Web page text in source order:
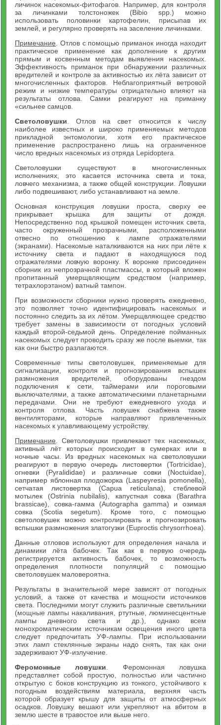
личинок насекомых-фитофагов. Например, для контроля
за личинками толстоножек (Bibio spp.) можно
использовать половинки картофелин, присыпав их
землей, и регулярно проверять на заселение личинками.
Примечание . Отлов с помощью приманок иногда находит
практическое применение как дополнение к другим
прямым и косвенным методам выявления насекомых.
Эффективность приманок при обнаружении различных
вредителей и контроле за активностью их лёта зависит от
многочисленных факторов. Неблагоприятный ветровой
режим и низкие температуры отрицательно влияют на
результаты отлова. Самки реагируют на приманку
«сильнее самцов.
Светоловушки . Отлов на свет относится к числу
наиболее известных и широко применяемых методов
прикладной энтомологии, хотя его практическое
применение распространено лишь на ограниченное
число вредных насекомых из отряда Lepidoptera.
Светоловушки существуют в многочисленных
исполнениях, это касается источника света и тока,
ловчего механизма, а также общей конструкции. Ловушки
либо подвешивают, либо устанавливают на земле.
Основная конструкция ловушки проста, сверху ее
прикрывает крышка для защиты от дождя.
Непосредственно под крышкой помещен источник света,
часто окруженный прозрачными, расположенными
отвесно по отношению к лампе отражателями
(экранами). Насекомые наталкиваются на них при лёте к
источнику света и падают в находящуюся под
отражателями ловчую воронку. К воронке присоединен
сборник из непрозрачной пластмассы, в который вложен
пропитанный умерщвляющим средством (например,
тетрахлорэтаном) ватный тампон.
При возможности сборники нужно проверять ежедневно,
это позволяет точно идентифицировать насекомых и
постоянно следить за их лётом. Умерщвляющее средство
требует замены в зависимости от погодных условий
каждый второй-седьмой день. Определение пойманных
насекомых следует проводить сразу же после выемки, так
как они быстро разлагаются.
Современные типы светоловушек, применяемые для
сигнализации, контроля и прогнозирования вспышек
размножения вредителей, оборудованы гнездом
подключения к сети, таймерами или пороговыми
выключателями, а также автоматическими планетарными
передачами. Они не требуют ежедневного ухода и
контроля отлова. Часть ловушек снабжена также
вентиляторами, которые направляют привлеченных
насекомых к улавливающему устройству.
Примечание . Светоловушки привлекают тех насекомых,
активный лёт которых происходит в сумерках или в
ночные часы. Из вредных насекомых на светоловушки
реагируют в первую очередь листовертки (Tortricidae),
огневки (Pyralididae) и различные совки (Noctuidae),
например яблонная плодожорка (Laspeyresia pomonella),
сетчатая листовертка (Capua reticulana), стеблевой
мотылек (Ostrinia nubilalis), капустная совка (Barathra
brassicae), совка-гамма (Autographa gamma) и озимая
совка (Scotia segetum). Кроме того, с помощью
светоловушек можно контролировать и прогнозировать
вспышки размножения златогузки (Euproctis chrysorrhoea).
Данные отловов используют для определения начала и
динамики лёта бабочек. Так как в первую очередь
регистрируется активность бабочек, то возможность
определения плотности популяций с помощью
светоловушек маловероятна.
Результаты в значительной мере зависят от погодных
условий, а также от качества и мощности источников
света. Последними могут служить различные светильники
(мощные лампы накаливания, ртутные, люминесцентные
лампы дневного света и др.), однако всем
монохроматическим источникам освещения иного цвета
следует предпочитать УФ-лампы. При использовании
этих ламп стеклянные экраны надо снять, так как они
задерживают УФ-излучение.
Феромонные ловушки . Феромонная ловушка
представляет собой простую, полностью или частично
открытую с боков конструкцию из тонкого, устойчивого к
погодным воздействиям материала, верхняя часть
которой образует крышу для защиты от атмосферных
осадков. Ловушку вешают или укрепляют на вбитом в
землю шесте в травостое или выше него.